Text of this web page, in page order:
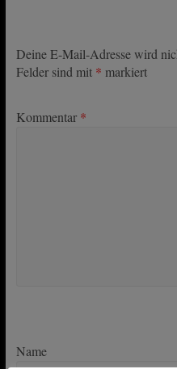
Deine E-Mail-Adresse wird
Felder sind mit * markiert
Kommentar *
Name